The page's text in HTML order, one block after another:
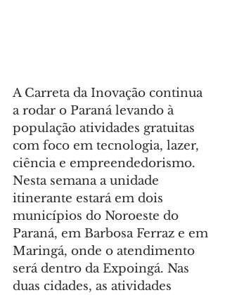
A Carreta da Inovação continua
a rodar o Paraná levando à
população atividades gratuitas
com foco em tecnologia, lazer,
ciência e empreendedorismo.
Nesta semana a unidade
itinerante estará em dois
municípios do Noroeste do
Paraná, em Barbosa Ferraz e em
Maringá, onde o atendimento
será dentro da Expoingá. Nas
duas cidades, as atividades